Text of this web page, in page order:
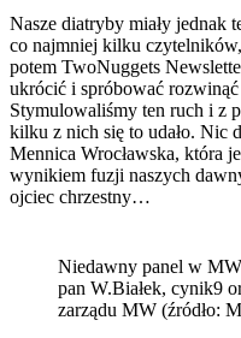
Nasze diatryby miały jednak
co najmniej kilku
potem TwoNuggets
ukrócić i spróbować rozwinąć
Stymulowaliśmy ten ruch i z
kilku z nich się to udało. Nic
Mennica Wrocławska, która
wynikiem fuzji naszych
ojciec chrzestny…
Niedawny panel w
pan W.Białek, cynik9
zarządu MW (źródło: